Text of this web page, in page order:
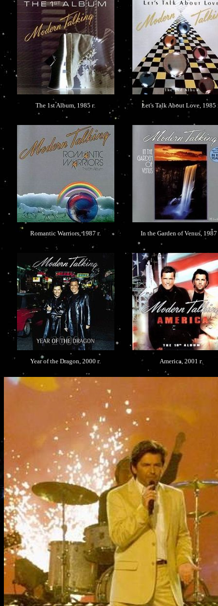
The 1st Album, 1985 г. Let's Talk About Love, 1985
Romantic Warriors, 1987 г. In the Garden of Venus, 1987
Year of the Dragon, 2000 г. America, 2001 г.